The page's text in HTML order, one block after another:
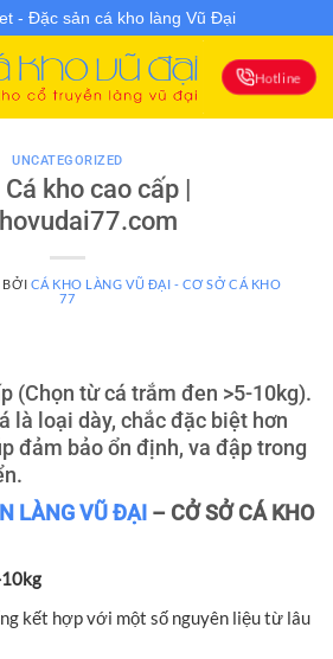
- Đặc sản cá kho làng Vũ Đại
Hotline
UNCATEGORIZED
kho cao cấp |
BỞI CÁ KHO LÀNG VŨ ĐẠI - CƠ SỞ CÁ KHO
77
(Chọn từ cá trắm đen >5-10kg).
là loại dày, chắc đặc biệt hơn
đảm bảo ổn định, va đập trong
LÀNG VŨ ĐẠI – CỞ SỞ CÁ KHO
kết hợp với một số nguyên liệu từ lâu